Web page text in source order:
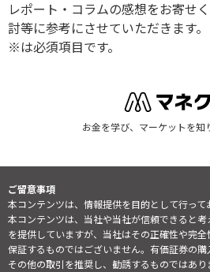
レポート・コラムの感想をお寄せ
討等に参考にさせていただきます。
※は必須項目です。
お金を学び、マーケットを知
ご留意事項
本コンテンツは、情報提供を目的として行って
本コンテンツは、当社や当社が信頼できると
を提供していますが、当社はその正確性や完
保証するものではございません。有価証券の購
その他の取引を推奨し、勧誘するものではあ